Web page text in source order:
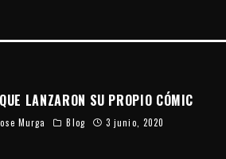
LANZARON SU PROPIO CÓMIC
Murga Blog 3 junio, 2020